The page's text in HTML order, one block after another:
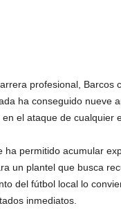
profesional, Barcos
ha conseguido nueve
el ataque de cualquier
permitido acumular
un plantel que busca
del fútbol local lo
inmediatos.